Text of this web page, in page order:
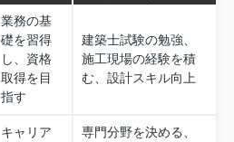
業務の基
礎を習得
し、資格
取得を目
指す
建築士試験の勉強、
施工現場の経験を積
む、設計スキル向上
キャリア
専門分野を決める、